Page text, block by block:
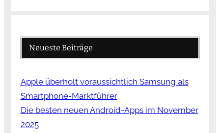
Neueste Beiträge
Apple überholt voraussichtlich Samsung als
Smartphone-Marktführer
Die besten neuen Android-Apps im November
2025